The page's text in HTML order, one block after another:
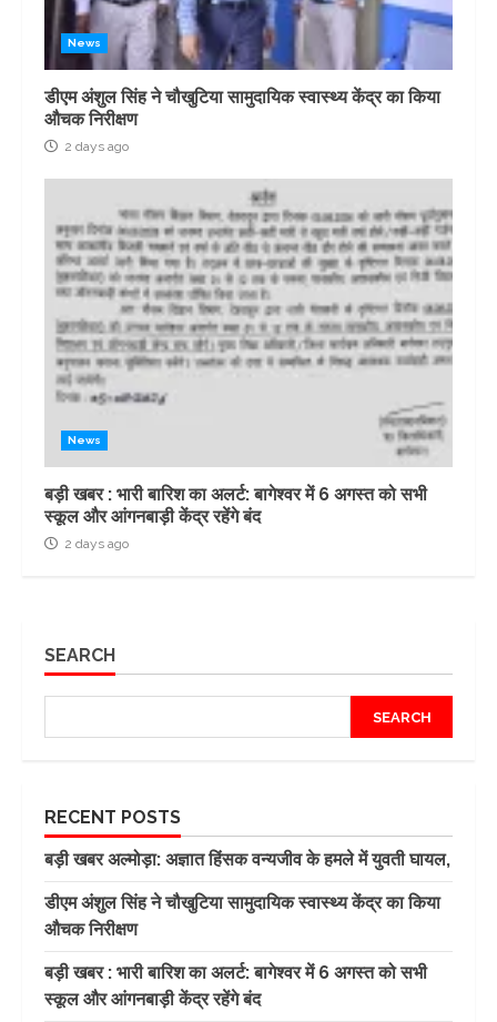
News
डीएम अंशुल सिंह ने चौखुटिया सामुदायिक स्वास्थ्य केंद्र का किया
औचक निरीक्षण
2 days ago
News
बड़ी खबर : भारी बारिश का अलर्ट: बागेश्वर में 6 अगस्त को सभी
स्कूल और आंगनबाड़ी केंद्र रहेंगे बंद
2 days ago
SEARCH
SEARCH
RECENT POSTS
बड़ी खबर अल्मोड़ा: अज्ञात हिंसक वन्यजीव के हमले में युवती घायल,
डीएम अंशुल सिंह ने चौखुटिया सामुदायिक स्वास्थ्य केंद्र का किया
औचक निरीक्षण
बड़ी खबर : भारी बारिश का अलर्ट: बागेश्वर में 6 अगस्त को सभी
स्कूल और आंगनबाड़ी केंद्र रहेंगे बंद